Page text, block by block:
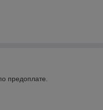
предоплате.